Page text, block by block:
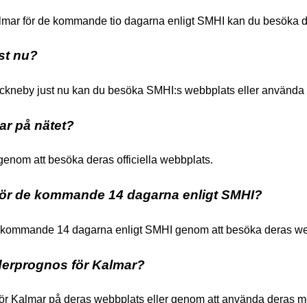
för de kommande tio dagarna enligt SMHI kan du
nu?
just nu kan du besöka SMHI:s webbplats eller
på nätet?
att besöka deras officiella webbplats.
de kommande 14 dagarna enligt SMHI?
14 dagarna enligt SMHI genom att besöka deras
för Kalmar?
Kalmar på deras webbplats eller genom att använda deras